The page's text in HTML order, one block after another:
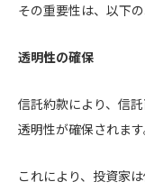
その重要性は、以下
透明性の確保
信託約款により、信
透明性が確保されます
これにより、投資家